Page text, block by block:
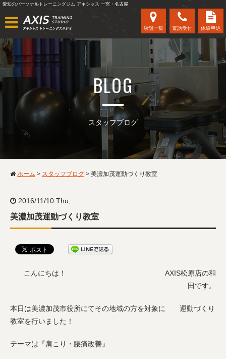
愛知のパーソナルトレーニングジム アキシャス 一宮・名古屋
店舗一覧 電話受付 体験申込
BLOG
スタッフブログ
ホーム > スタッフブログ > 美濃加茂運動づくり教室
2016/11/10 Thu,
美濃加茂運動づくり教室
こんにちは！ AXIS松原店の和
田です。
本日は美濃加茂市役所にてその地域の方を対象に 運動づくり
教室を行いました！
テーマは『肩こり・腰痛改善』